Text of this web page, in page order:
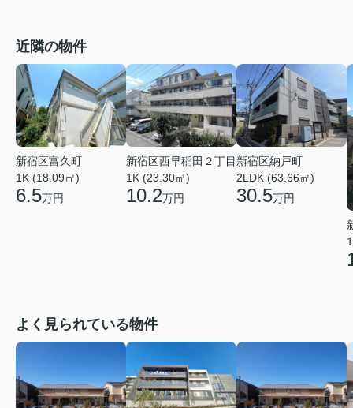
近隣の物件
新宿区富久町
1K (18.09㎡)
6.5万円
新宿区西早稲田２丁目
1K (23.30㎡)
10.2万円
新宿区納戸町
2LDK (63.66㎡)
30.5万円
よく見られている物件